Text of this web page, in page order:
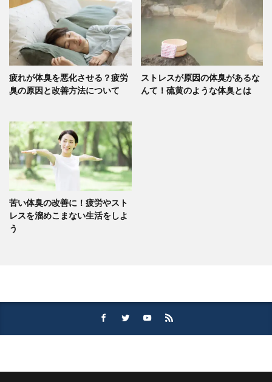
疲れが体臭を悪化させる？疲労
臭の原因と改善方法について
ストレスが原因の体臭があるな
んて！硫黄のような体臭とは
苦い体臭の改善に！疲労やスト
レスを溜めこまない生活をしよ
う